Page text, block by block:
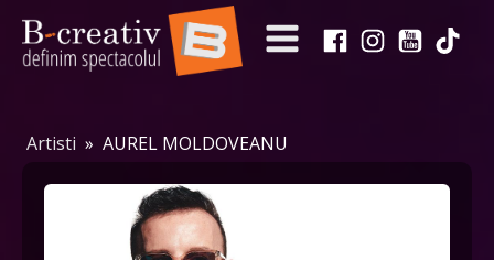
Artisti » AUREL MOLDOVEANU